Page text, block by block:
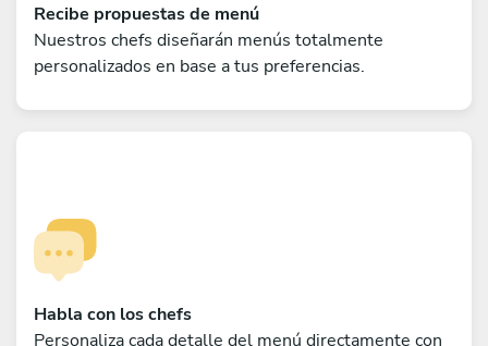
Recibe propuestas de menú
Nuestros chefs diseñarán menús totalmente
personalizados en base a tus preferencias.
Habla con los chefs
Personaliza cada detalle del menú directamente con